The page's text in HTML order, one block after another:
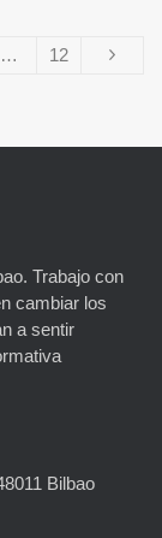
… 12
Trabajo con
cambiar los
a sentir
Bilbao